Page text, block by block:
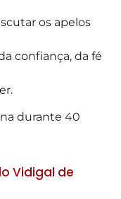
os apelos
confiança, da fé
durante 40
Vidigal de